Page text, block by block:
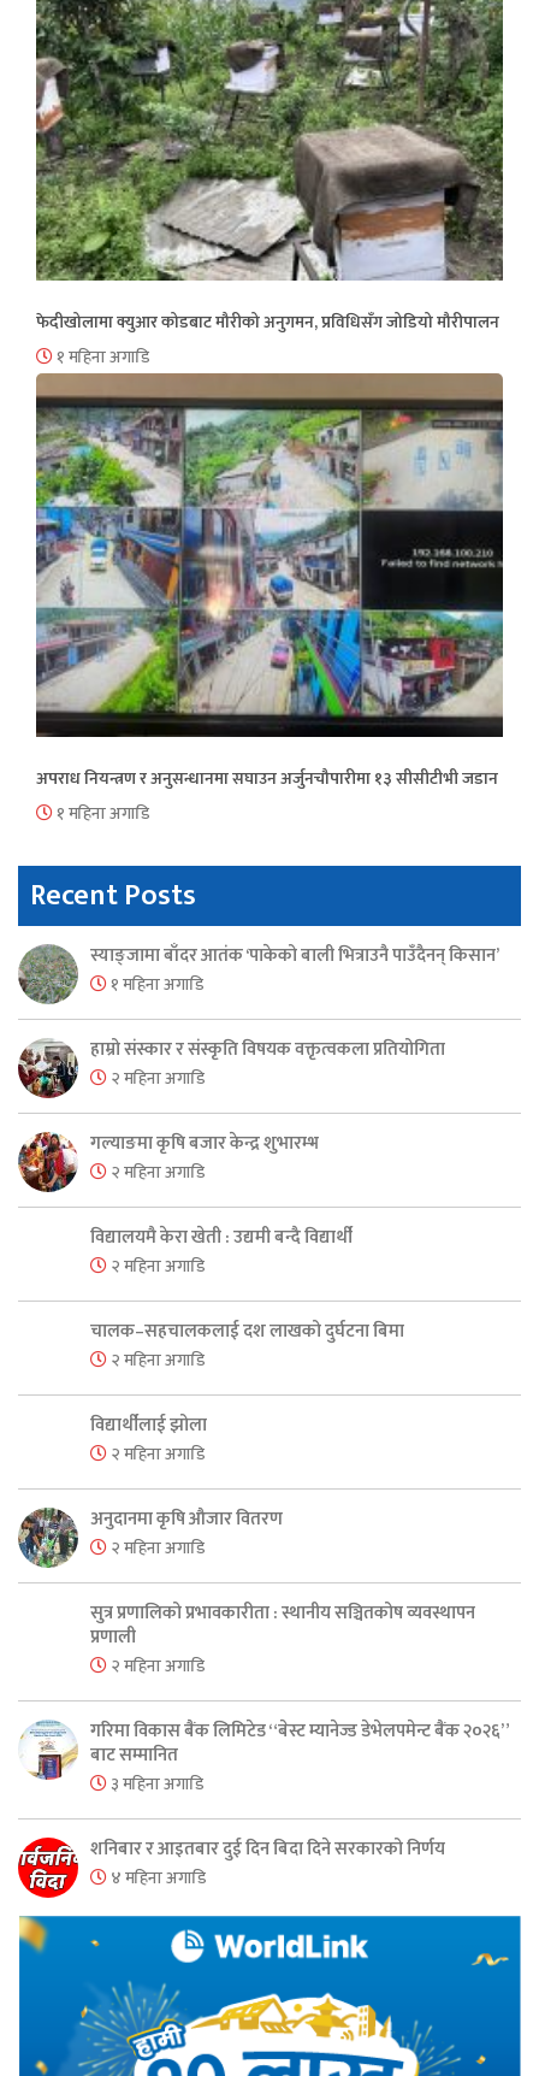
फेदीखोलामा क्युआर कोडबाट मौरीको अनुगमन, प्रविधिसँग जोडियो मौरीपालन
१ महिना अगाडि
अपराध नियन्त्रण र अनुसन्धानमा सघाउन अर्जुनचौपारीमा १३ सीसीटीभी जडान
१ महिना अगाडि
Recent Posts
स्याङ्जामा बाँदर आतंक ‘पाकेको बाली भित्राउनै पाउँदैनन् किसान’
१ महिना अगाडि
हाम्रो संस्कार र संस्कृति विषयक वक्तृत्वकला प्रतियोगिता
२ महिना अगाडि
गल्याङमा कृषि बजार केन्द्र शुभारम्भ
२ महिना अगाडि
विद्यालयमै केरा खेती : उद्यमी बन्दै विद्यार्थी
२ महिना अगाडि
चालक–सहचालकलाई दश लाखको दुर्घटना बिमा
२ महिना अगाडि
विद्यार्थीलाई झोला
२ महिना अगाडि
अनुदानमा कृषि औजार वितरण
२ महिना अगाडि
सुत्र प्रणालिको प्रभावकारीता : स्थानीय सञ्चितकोष व्यवस्थापन
प्रणाली
२ महिना अगाडि
गरिमा विकास बैंक लिमिटेड “बेस्ट म्यानेज्ड डेभेलपमेन्ट बैंक २०२६”
बाट सम्मानित
३ महिना अगाडि
शनिबार र आइतबार दुई दिन बिदा दिने सरकारको निर्णय
४ महिना अगाडि